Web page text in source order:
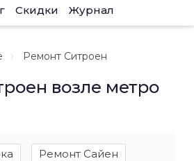
Скидки Журнал
Ремонт Ситроен
возле метро
Ремонт Сайен